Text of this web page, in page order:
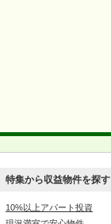
特集から収益物件を探す
10%以上アパート投資